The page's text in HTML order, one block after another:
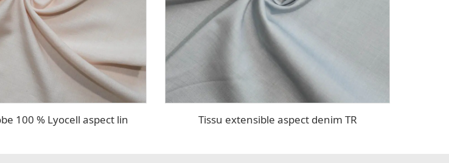
100 % Lyocell aspect lin Tissu extensible aspect denim TR